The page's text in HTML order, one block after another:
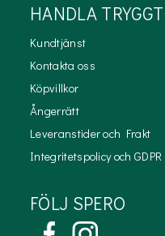
HANDLA TRYGGT
Kundtjänst
Kontakta oss
Köpvillkor
Ångerrätt
Leveranstider och Frakt
Integritetspolicy och GDPR
FÖLJ SPERO